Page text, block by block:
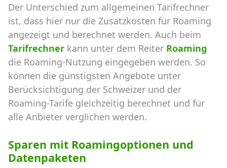
Der Unterschied zum allgemeinen Tarifrechner
ist, dass hier nur die Zusatzkosten für Roaming
angezeigt und berechnet werden. Auch beim
Tarifrechner kann unter dem Reiter Roaming
die Roaming-Nutzung eingegeben werden. So
können die günstigsten Angebote unter
Berücksichtigung der Schweizer und der
Roaming-Tarife gleichzeitig berechnet und für
alle Anbieter verglichen werden.
Sparen mit Roamingoptionen und
Datenpaketen